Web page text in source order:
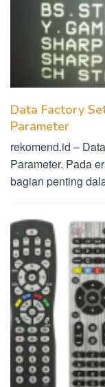
Data Factory
Parameter
rekomend.id –
Parameter. Pada
bagian penting